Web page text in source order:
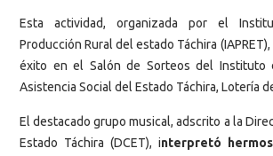
Esta actividad, organizada por el
Producción Rural del estado Táchira
éxito en el Salón de Sorteos del Instituto
Asistencia Social del Estado Táchira, Lotería
El destacado grupo musical, adscrito a la
Estado Táchira (DCET), interpretó